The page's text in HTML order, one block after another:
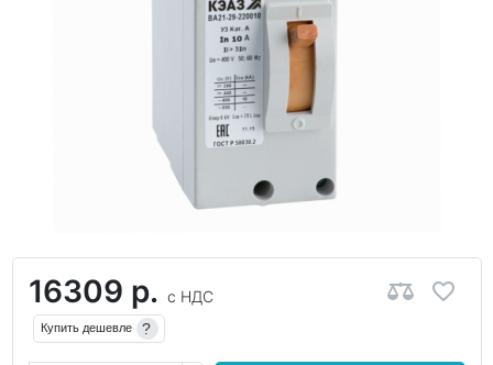
16309 р. с НДС
Купить дешевле ?